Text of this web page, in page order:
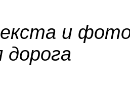
и фото:
дорога